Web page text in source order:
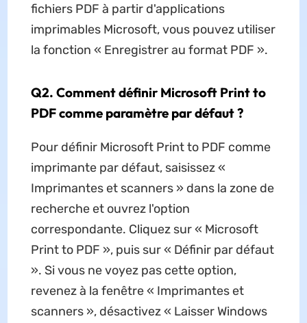
fichiers PDF à partir d'applications
imprimables Microsoft, vous pouvez utiliser
la fonction « Enregistrer au format PDF ».
Q2. Comment définir Microsoft Print to
PDF comme paramètre par défaut ?
Pour définir Microsoft Print to PDF comme
imprimante par défaut, saisissez «
Imprimantes et scanners » dans la zone de
recherche et ouvrez l'option
correspondante. Cliquez sur « Microsoft
Print to PDF », puis sur « Définir par défaut
». Si vous ne voyez pas cette option,
revenez à la fenêtre « Imprimantes et
scanners », désactivez « Laisser Windows